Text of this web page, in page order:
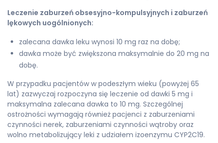
Leczenie zaburzeń obsesyjno-kompulsyjnych i zaburzeń
lękowych uogólnionych:
zalecana dawka leku wynosi 10 mg raz na dobę;
dawka może być zwiększona maksymalnie do 20 mg na
dobę.
W przypadku pacjentów w podeszłym wieku (powyżej 65
lat) zazwyczaj rozpoczyna się leczenie od dawki 5 mg i
maksymalna zalecana dawka to 10 mg. Szczególnej
ostrożności wymagają również pacjenci z zaburzeniami
czynności nerek, zaburzeniami czynności wątroby oraz
wolno metabolizujący leki z udziałem izoenzymu CYP2C19.